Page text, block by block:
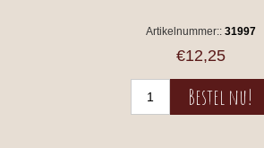
Artikelnummer:: 31997
€12,25